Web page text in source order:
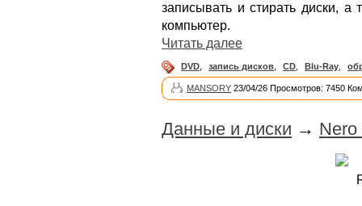
записывать и стирать диски,
компьютер.
Читать далее
DVD запись дисков CD Blu-Ray
MANSORY 23/04/26 Просмотров: 7450
Данные и диски → Nero